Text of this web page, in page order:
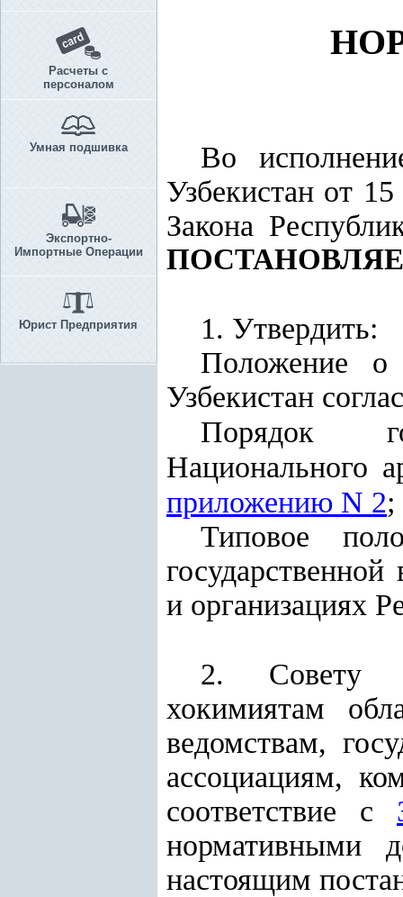
Расчеты с
персоналом
Умная подшивка
Экспортно-
Импортные Операции
Юрист Предприятия
Во
Узбекистан от
Закона
1. Утвердить:
Положение
Узбекистан
Порядок
Национального
приложению N 2;
Типовое
и организациях
2. Совету
хокимиятам
ведомствам,
ассоциациям,
соответствие с
нормативными
настоящим